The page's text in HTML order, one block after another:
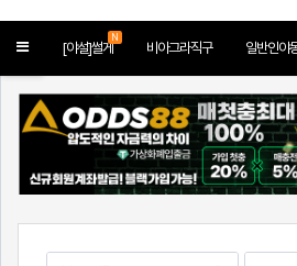
Toggle[야설]썰게
N
비아그라직구 일반인야